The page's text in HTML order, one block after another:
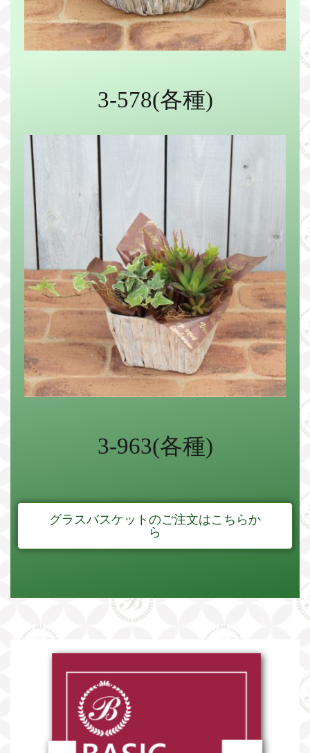
3-578(各種)
3-963(各種)
グラスバスケットのご注文はこちらか
ら